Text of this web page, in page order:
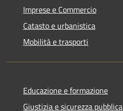
Imprese e Commercio
Catasto e urbanistica
Mobilità e trasporti
Educazione e formazione
Giustizia e sicurezza pubblica